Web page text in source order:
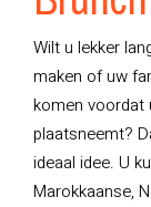
Wilt u lekker
maken of uw
komen voordat
plaatsneemt?
ideaal idee. U
Marokkaanse,